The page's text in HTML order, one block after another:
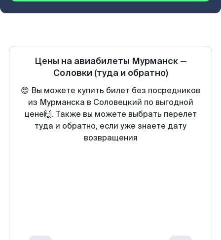
Цены на авиабилеты Мурманск—
Соловки (туда и обратно)
😍 Вы можете купить билет без посредников
из Мурманска в Соловецкий по выгодной
цене🙌. Также вы можете выбрать перелет
туда и обратно, если уже знаете дату
возвращения